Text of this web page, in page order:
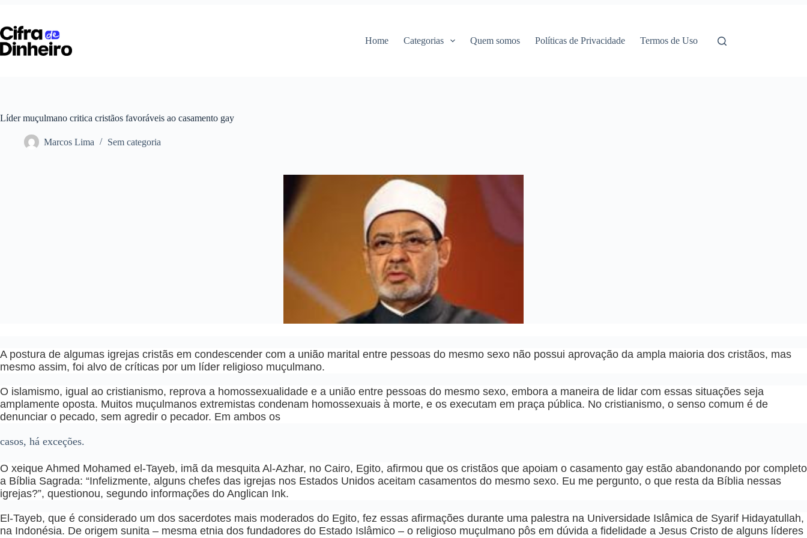
o
conteúdo
Home Categorias Quem somos Políticas de Privacidade Termos de Uso
Líder muçulmano critica cristãos favoráveis ao casamento gay
Marcos Lima Sem categoria
A postura de algumas igrejas cristãs em condescender com a união marital entre pessoas do mesmo sexo não possui aprovação da ampla maioria dos cristãos, mas
mesmo assim, foi alvo de críticas por um líder religioso muçulmano.
O islamismo, igual ao cristianismo, reprova a homossexualidade e a união entre pessoas do mesmo sexo, embora a maneira de lidar com essas situações seja
amplamente oposta. Muitos muçulmanos extremistas condenam homossexuais à morte, e os executam em praça pública. No cristianismo, o senso comum é de
denunciar o pecado, sem agredir o pecador. Em ambos os
casos, há exceções.
O xeique Ahmed Mohamed el-Tayeb, imã da mesquita Al-Azhar, no Cairo, Egito, afirmou que os cristãos que apoiam o casamento gay estão abandonando por completo
a Bíblia Sagrada: “Infelizmente, alguns chefes das igrejas nos Estados Unidos aceitam casamentos do mesmo sexo. Eu me pergunto, o que resta da Bíblia nessas
igrejas?”, questionou, segundo informações do Anglican Ink.
El-Tayeb, que é considerado um dos sacerdotes mais moderados do Egito, fez essas afirmações durante uma palestra na Universidade Islâmica de Syarif Hidayatullah,
na Indonésia. De origem sunita – mesma etnia dos fundadores do Estado Islâmico – o religioso muçulmano pôs em dúvida a fidelidade a Jesus Cristo de alguns líderes